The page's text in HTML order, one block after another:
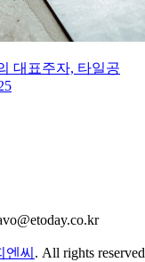
대표주자, 타일공
엔씨 . All rights reserved